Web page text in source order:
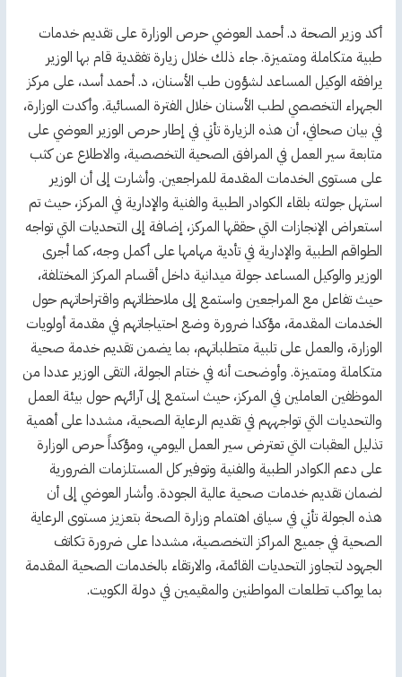
أكد وزير الصحة د. أحمد العوضي حرص الوزارة على تقديم خدمات
طبية متكاملة ومتميزة. جاء ذلك خلال زيارة تفقدية قام بها الوزير
يرافقه الوكيل المساعد لشؤون طب الأسنان، د. أحمد أسد، على مركز
الجهراء التخصصي لطب الأسنان خلال الفترة المسائية. وأكدت الوزارة،
في بيان صحافي، أن هذه الزيارة تأتي في إطار حرص الوزير العوضي على
متابعة سير العمل في المرافق الصحية التخصصية، والاطلاع عن كثب
على مستوى الخدمات المقدمة للمراجعين. وأشارت إلى أن الوزير
استهل جولته بلقاء الكوادر الطبية والفنية والإدارية في المركز، حيث تم
استعراض الإنجازات التي حققها المركز، إضافة إلى التحديات التي تواجه
الطواقم الطبية والإدارية في تأدية مهامها على أكمل وجه، كما أجرى
الوزير والوكيل المساعد جولة ميدانية داخل أقسام المركز المختلفة،
حيث تفاعل مع المراجعين واستمع إلى ملاحظاتهم واقتراحاتهم حول
الخدمات المقدمة، مؤكدا ضرورة وضع احتياجاتهم في مقدمة أولويات
الوزارة، والعمل على تلبية متطلباتهم، بما يضمن تقديم خدمة صحية
متكاملة ومتميزة. وأوضحت أنه في ختام الجولة، التقى الوزير عددا من
الموظفين العاملين في المركز، حيث استمع إلى آرائهم حول بيئة العمل
والتحديات التي تواجههم في تقديم الرعاية الصحية، مشددا على أهمية
تذليل العقبات التي تعترض سير العمل اليومي، ومؤكداً حرص الوزارة
على دعم الكوادر الطبية والفنية وتوفير كل المستلزمات الضرورية
لضمان تقديم خدمات صحية عالية الجودة. وأشار العوضي إلى أن
هذه الجولة تأتي في سياق اهتمام وزارة الصحة بتعزيز مستوى الرعاية
الصحية في جميع المراكز التخصصية، مشددا على ضرورة تكاتف
الجهود لتجاوز التحديات القائمة، والارتقاء بالخدمات الصحية المقدمة
بما يواكب تطلعات المواطنين والمقيمين في دولة الكويت.